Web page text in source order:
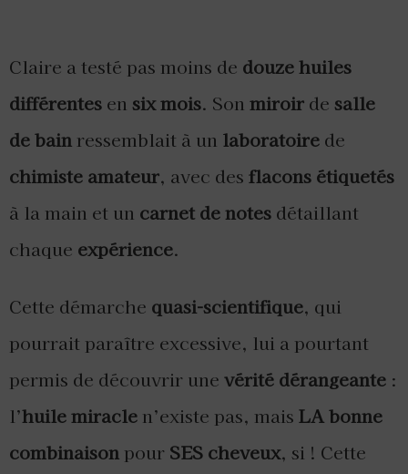
Claire a testé pas moins de douze huiles
différentes en six mois. Son miroir de salle
de bain ressemblait à un laboratoire de
chimiste amateur, avec des flacons étiquetés
à la main et un carnet de notes détaillant
chaque expérience.
Cette démarche quasi-scientifique, qui
pourrait paraître excessive, lui a pourtant
permis de découvrir une vérité dérangeante :
l’huile miracle n’existe pas, mais LA bonne
combinaison pour SES cheveux, si ! Cette